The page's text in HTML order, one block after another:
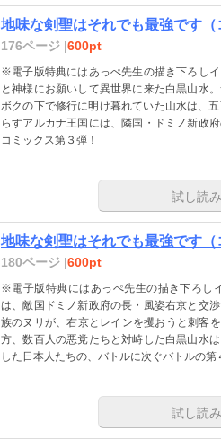
地味な剣聖はそれでも最強です
176ページ |600pt
※電子版特典にはあっぺ先生の描き下ろし
と神様にお願いして異世界に来た白黒山水
ボクの下で修行に明け暮れていた山水は、
らすアルカナ王国には、隣国・ドミノ新政
コミックス第３弾！
試し読み
地味な剣聖はそれでも最強です
180ページ |600pt
※電子版特典にはあっぺ先生の描き下ろし
は、敵国ドミノ新政府の長・風姿右京と交
族のヌリが、右京とレインを攫おうと刺客
方、数百人の悪党たちと対峙した白黒山水
した日本人たちの、バトルに次ぐバトルの第
試し読み